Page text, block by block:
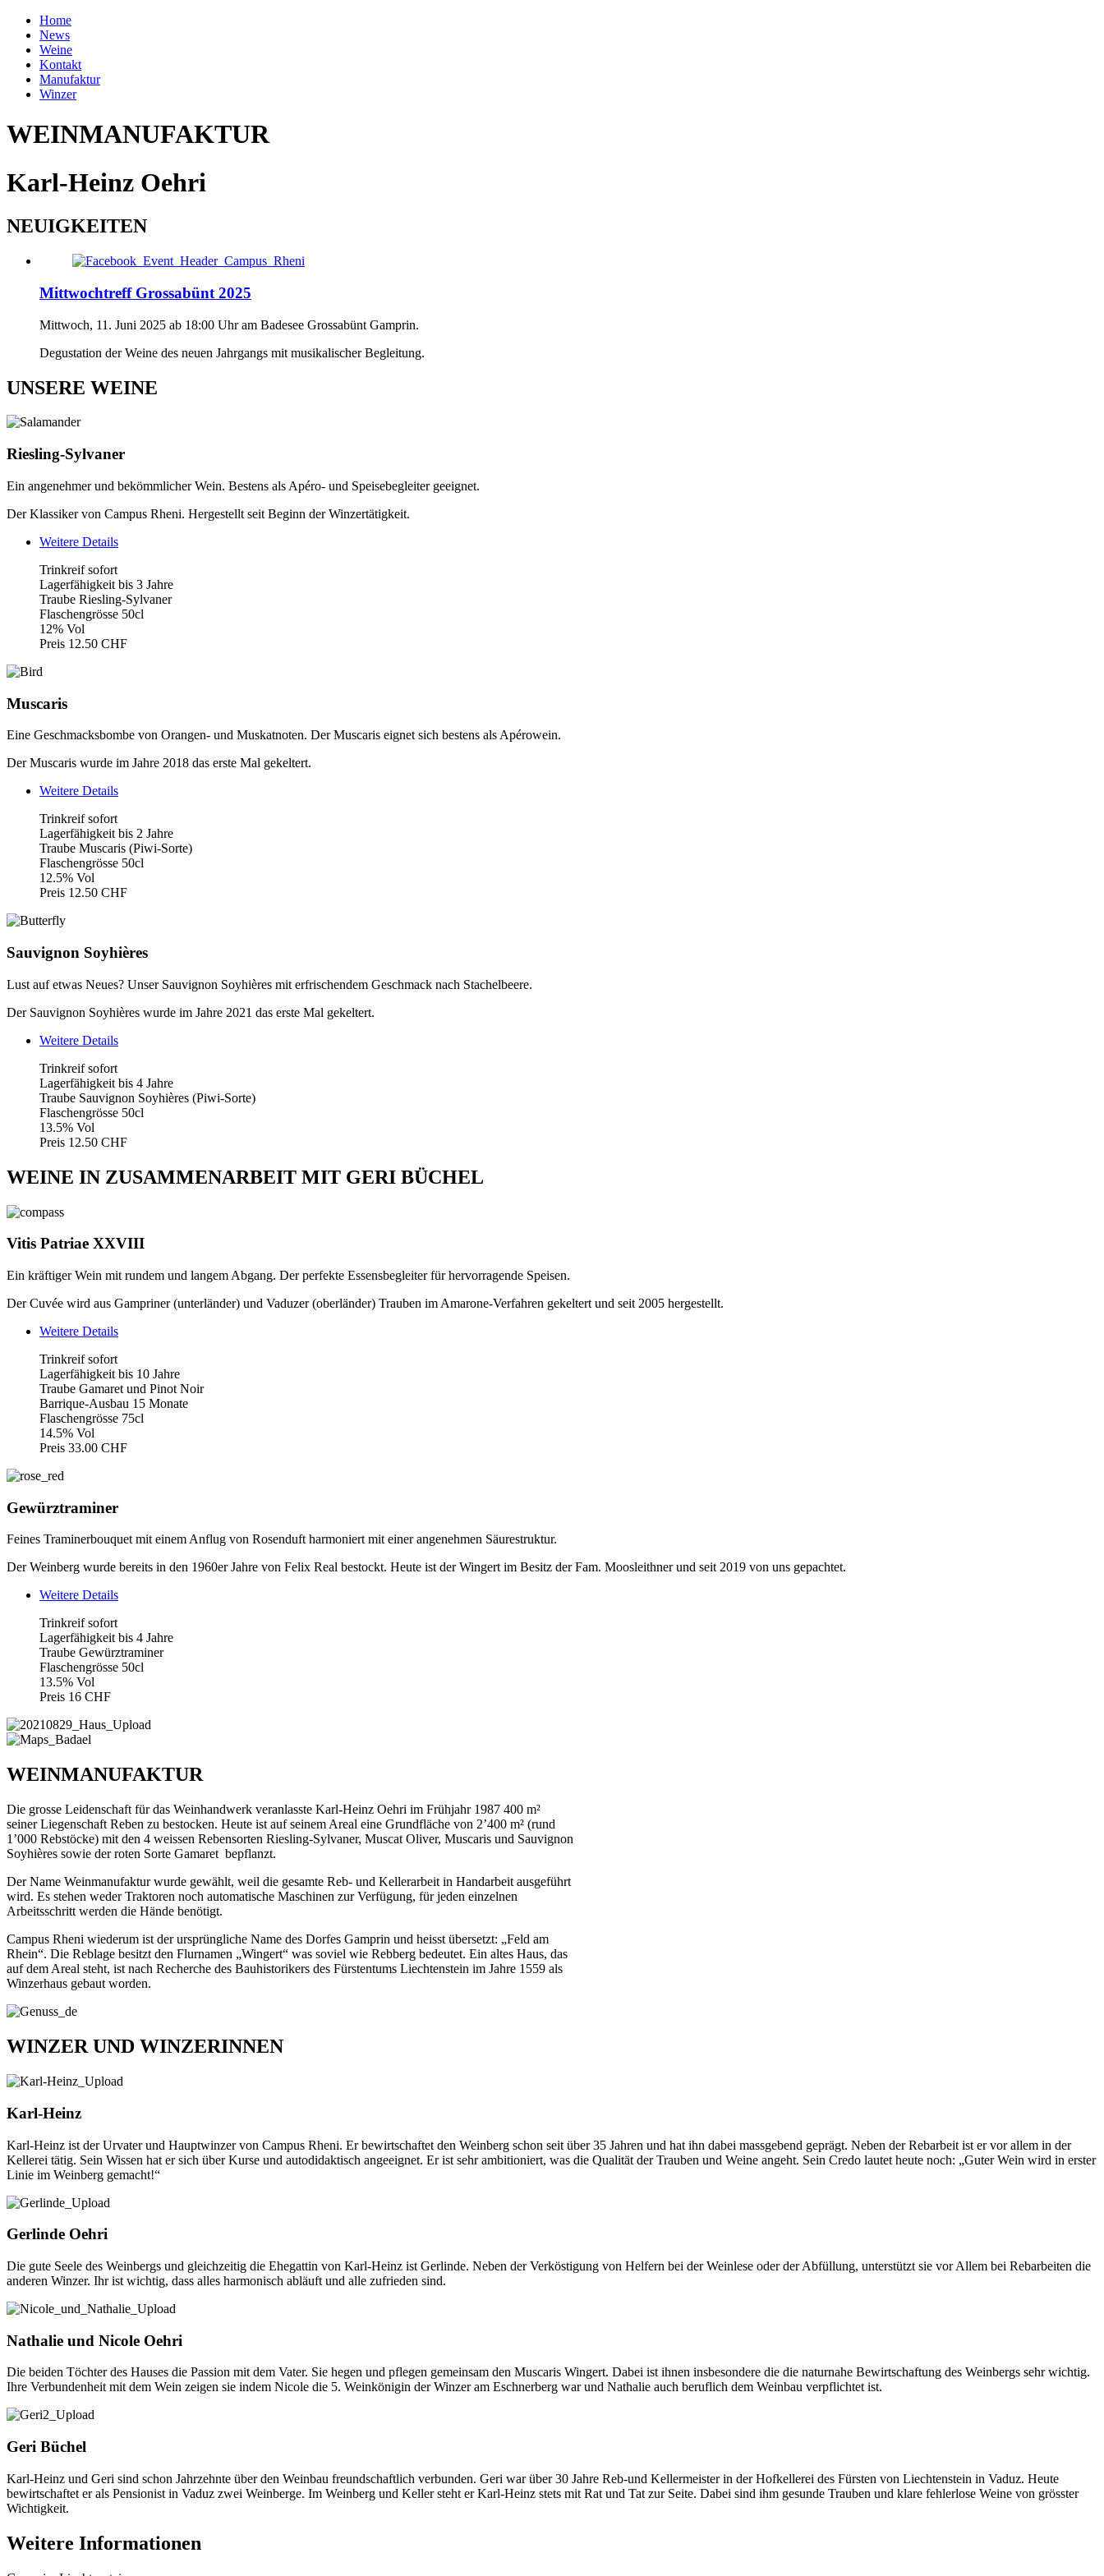
Home
News
Weine
Kontakt
Manufaktur
Winzer
WEINMANUFAKTUR
Karl-Heinz Oehri
NEUIGKEITEN
Mittwochtreff Grossabünt 2025
Mittwoch, 11. Juni 2025 ab 18:00 Uhr am Badesee Grossabünt Gamprin.
Degustation der Weine des neuen Jahrgangs mit musikalischer Begleitung.
UNSERE WEINE
Riesling-Sylvaner
Ein angenehmer und bekömmlicher Wein. Bestens als Apéro- und Speisebegleiter geeignet.
Der Klassiker von Campus Rheni. Hergestellt seit Beginn der Winzertätigkeit.
Weitere Details
Trinkreif sofort
Lagerfähigkeit bis 3 Jahre
Traube Riesling-Sylvaner
Flaschengrösse 50cl
12% Vol
Preis 12.50 CHF
Muscaris
Eine Geschmacksbombe von Orangen- und Muskatnoten. Der Muscaris eignet sich bestens als Apérowein.
Der Muscaris wurde im Jahre 2018 das erste Mal gekeltert.
Weitere Details
Trinkreif sofort
Lagerfähigkeit bis 2 Jahre
Traube Muscaris (Piwi-Sorte)
Flaschengrösse 50cl
12.5% Vol
Preis 12.50 CHF
Sauvignon Soyhières
Lust auf etwas Neues? Unser Sauvignon Soyhières mit erfrischendem Geschmack nach Stachelbeere.
Der Sauvignon Soyhières wurde im Jahre 2021 das erste Mal gekeltert.
Weitere Details
Trinkreif sofort
Lagerfähigkeit bis 4 Jahre
Traube Sauvignon Soyhières (Piwi-Sorte)
Flaschengrösse 50cl
13.5% Vol
Preis 12.50 CHF
WEINE IN ZUSAMMENARBEIT MIT GERI BÜCHEL
Vitis Patriae XXVIII
Ein kräftiger Wein mit rundem und langem Abgang. Der perfekte Essensbegleiter für hervorragende Speisen.
Der Cuvée wird aus Gampriner (unterländer) und Vaduzer (oberländer) Trauben im Amarone-Verfahren gekeltert und seit 2005 hergestellt.
Weitere Details
Trinkreif sofort
Lagerfähigkeit bis 10 Jahre
Traube Gamaret und Pinot Noir
Barrique-Ausbau 15 Monate
Flaschengrösse 75cl
14.5% Vol
Preis 33.00 CHF
Gewürztraminer
Feines Traminerbouquet mit einem Anflug von Rosenduft harmoniert mit einer angenehmen Säurestruktur.
Der Weinberg wurde bereits in den 1960er Jahre von Felix Real bestockt. Heute ist der Wingert im Besitz der Fam. Moosleithner und seit 2019 von uns gepachtet.
Weitere Details
Trinkreif sofort
Lagerfähigkeit bis 4 Jahre
Traube Gewürztraminer
Flaschengrösse 50cl
13.5% Vol
Preis 16 CHF
WEINMANUFAKTUR
Die grosse Leidenschaft für das Weinhandwerk veranlasste Karl-Heinz Oehri im Frühjahr 1987 400 m²
seiner Liegenschaft Reben zu bestocken. Heute ist auf seinem Areal eine Grundfläche von 2’400 m² (rund
1’000 Rebstöcke) mit den 4 weissen Rebensorten Riesling-Sylvaner, Muscat Oliver, Muscaris und Sauvignon
Soyhières sowie der roten Sorte Gamaret bepflanzt.
Der Name Weinmanufaktur wurde gewählt, weil die gesamte Reb- und Kellerarbeit in Handarbeit ausgeführt
wird. Es stehen weder Traktoren noch automatische Maschinen zur Verfügung, für jeden einzelnen
Arbeitsschritt werden die Hände benötigt.
Campus Rheni wiederum ist der ursprüngliche Name des Dorfes Gamprin und heisst übersetzt: „Feld am
Rhein“. Die Reblage besitzt den Flurnamen „Wingert“ was soviel wie Rebberg bedeutet. Ein altes Haus, das
auf dem Areal steht, ist nach Recherche des Bauhistorikers des Fürstentums Liechtenstein im Jahre 1559 als
Winzerhaus gebaut worden.
WINZER UND WINZERINNEN
Karl-Heinz
Karl-Heinz ist der Urvater und Hauptwinzer von Campus Rheni. Er bewirtschaftet den Weinberg schon seit über 35 Jahren und hat ihn dabei massgebend geprägt. Neben der Rebarbeit ist er vor allem in der
Kellerei tätig. Sein Wissen hat er sich über Kurse und autodidaktisch angeeignet. Er ist sehr ambitioniert, was die Qualität der Trauben und Weine angeht. Sein Credo lautet heute noch: „Guter Wein wird in erster
Linie im Weinberg gemacht!“
Gerlinde Oehri
Die gute Seele des Weinbergs und gleichzeitig die Ehegattin von Karl-Heinz ist Gerlinde. Neben der Verköstigung von Helfern bei der Weinlese oder der Abfüllung, unterstützt sie vor Allem bei Rebarbeiten die
anderen Winzer. Ihr ist wichtig, dass alles harmonisch abläuft und alle zufrieden sind.
Nathalie und Nicole Oehri
Die beiden Töchter des Hauses die Passion mit dem Vater. Sie hegen und pflegen gemeinsam den Muscaris Wingert. Dabei ist ihnen insbesondere die die naturnahe Bewirtschaftung des Weinbergs sehr wichtig.
Ihre Verbundenheit mit dem Wein zeigen sie indem Nicole die 5. Weinkönigin der Winzer am Eschnerberg war und Nathalie auch beruflich dem Weinbau verpflichtet ist.
Geri Büchel
Karl-Heinz und Geri sind schon Jahrzehnte über den Weinbau freundschaftlich verbunden. Geri war über 30 Jahre Reb-und Kellermeister in der Hofkellerei des Fürsten von Liechtenstein in Vaduz. Heute
bewirtschaftet er als Pensionist in Vaduz zwei Weinberge. Im Weinberg und Keller steht er Karl-Heinz stets mit Rat und Tat zur Seite. Dabei sind ihm gesunde Trauben und klare fehlerlose Weine von grösster
Wichtigkeit.
Weitere Informationen